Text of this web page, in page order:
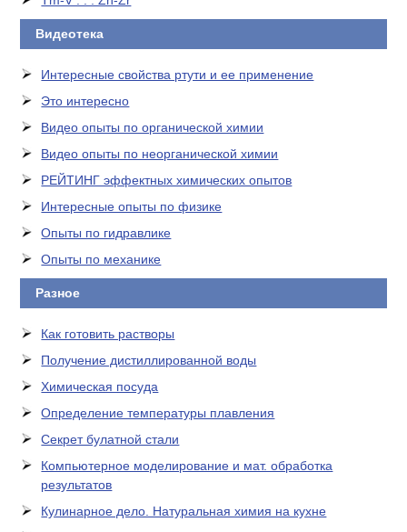
Видеотека
Интересные свойства ртути и ее применение
Это интересно
Видео опыты по органической химии
Видео опыты по неорганической химии
РЕЙТИНГ эффектных химических опытов
Интересные опыты по физике
Опыты по гидравлике
Опыты по механике
Разное
Как готовить растворы
Получение дистиллированной воды
Химическая посуда
Определение температуры плавления
Секрет булатной стали
Компьютерное моделирование и мат. обработка
результатов
Кулинарное дело. Натуральная химия на кухне